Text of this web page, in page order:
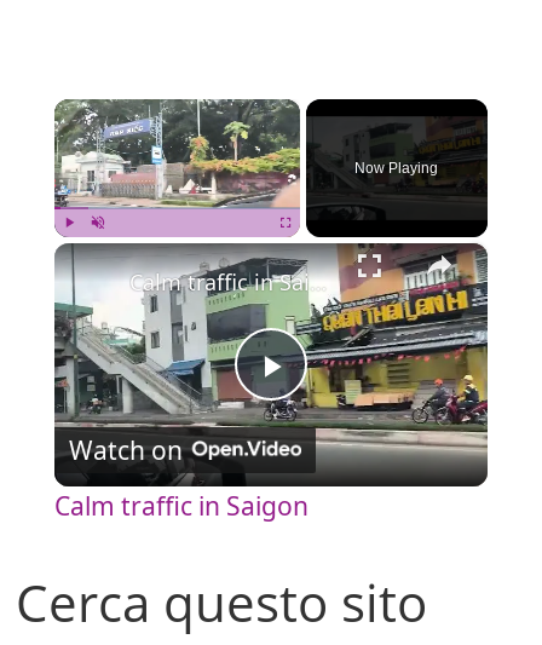
×
Play Unmute Fullscreen
Now Playing
×
P
l
y
Calm traffic in Saigon
Watch on
Calm traffic in Saigon
Cerca questo sito